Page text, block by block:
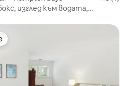
изглед към водата,
на гостите